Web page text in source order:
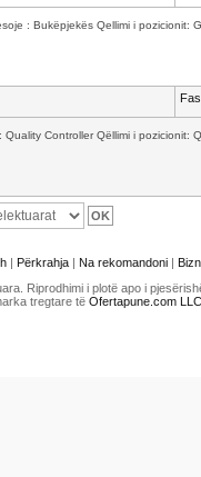
: Bukëpjekës Qellimi i pozicionit:
Controller Qëllimi i pozicionit:
| Përkrahja | Na rekomandoni |
Riprodhimi i plotë apo i
tregtare të Ofertapune.com LLC